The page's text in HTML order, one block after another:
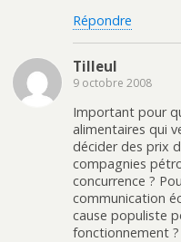
Répondre
Tilleul
9 octobre 2008
Important pour
alimentaires qui
décider des prix
compagnies
concurrence ?
communication
cause populiste
fonctionnement ?